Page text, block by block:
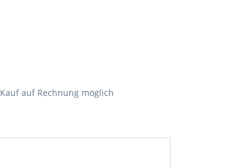
Kauf auf Rechnung möglich